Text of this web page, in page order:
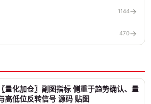
1144→
470→
量化加仓〗副图指标 侧重于趋势确认、量
高低位反转信号 源码 贴图